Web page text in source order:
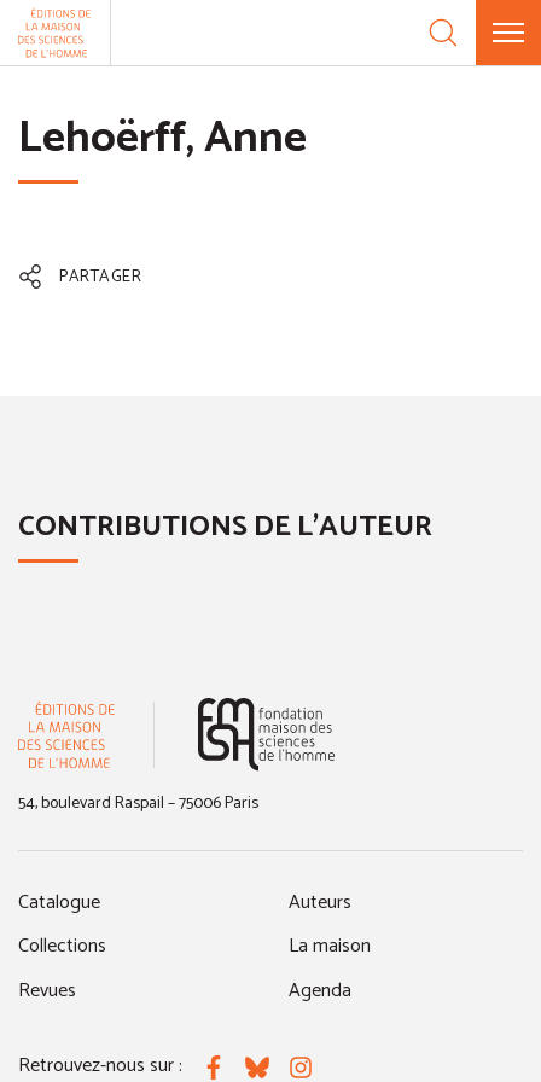
Aller au contenu
Lehoërff, Anne
PARTAGER
CONTRIBUTIONS DE L'AUTEUR
54, boulevard Raspail – 75006 Paris
Catalogue
Collections
Revues
Auteurs
La maison
Agenda
Retrouvez-nous sur : FacebookBlueskyInstagram
Panneau de gestion des cookies